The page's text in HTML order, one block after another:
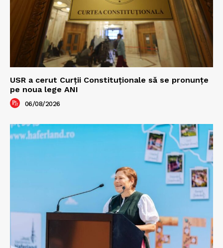
USR a cerut Curții Constituționale să se pronunțe
pe noua lege ANI
06/08/2026